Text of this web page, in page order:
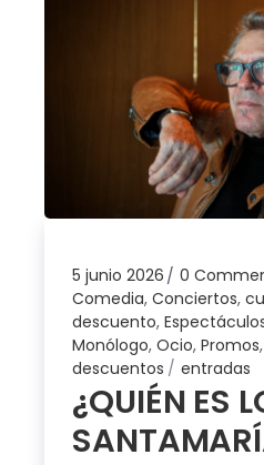
5 junio 2026
0
Comedia,Conciertos,
descuento,
Monólogo,Ocio,Promos,
descuentos
entradas
¿QUIÉN ES